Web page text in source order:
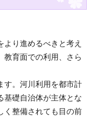
り進めるべきと考え
教育面での利用、さら
す。河川利用を都市計
基礎自治体が主体とな
く整備されても目の前